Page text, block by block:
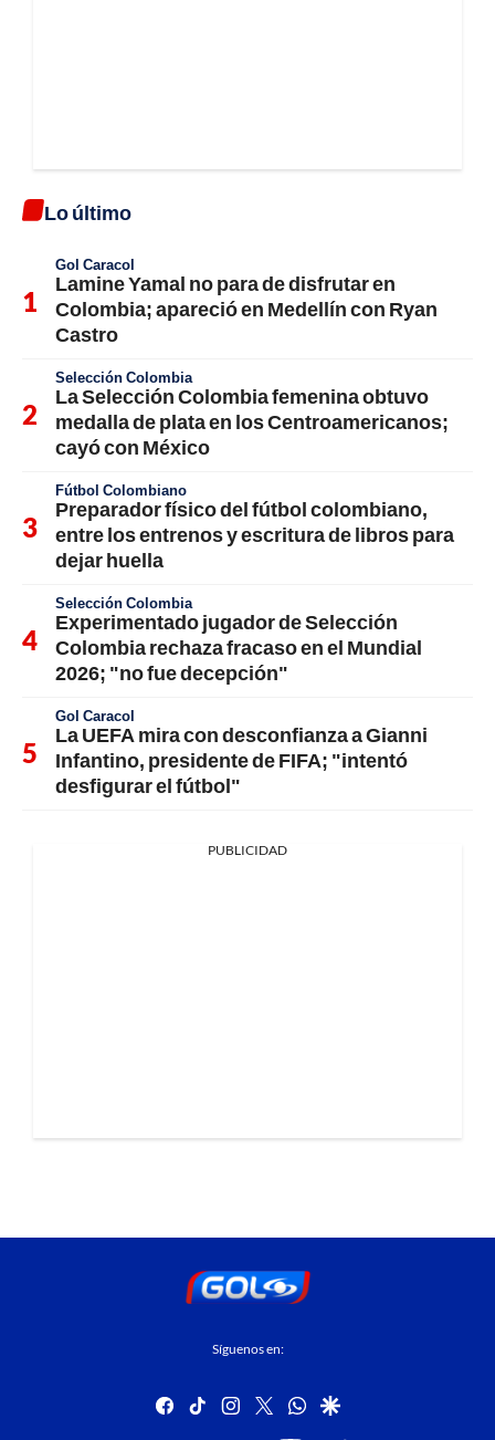
Lo último
Gol Caracol
Lamine Yamal no para de disfrutar en
Colombia; apareció en Medellín con Ryan
Castro
Selección Colombia
La Selección Colombia femenina obtuvo
medalla de plata en los Centroamericanos;
cayó con México
Fútbol Colombiano
Preparador físico del fútbol colombiano,
entre los entrenos y escritura de libros para
dejar huella
Selección Colombia
Experimentado jugador de Selección
Colombia rechaza fracaso en el Mundial
2026; "no fue decepción"
Gol Caracol
La UEFA mira con desconfianza a Gianni
Infantino, presidente de FIFA; "intentó
desfigurar el fútbol"
PUBLICIDAD
Síguenos en:
facebook
tiktok instagram
twitterwhatsapp
google